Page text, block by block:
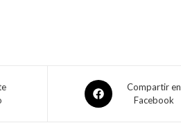
Compartir en
Facebook